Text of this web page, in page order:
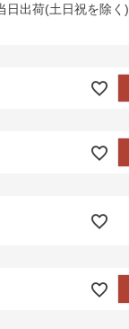
出荷(土日祝を除く)